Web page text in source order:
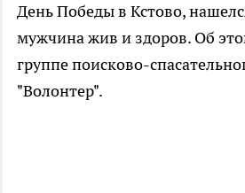
День Победы в Кстово,
мужчина жив и здоров. Об
группе поисково-
"Волонтер".